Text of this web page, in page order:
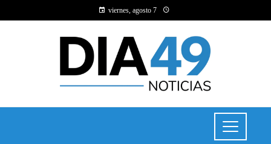
viernes, agosto 7